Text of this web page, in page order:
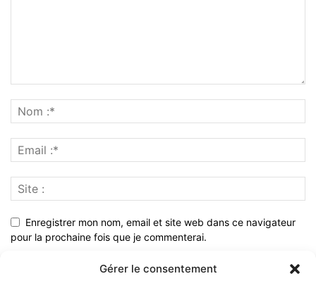
Gérer le consentement
Enregistrer mon nom, email et site web dans ce navigateur
pour la prochaine fois que je commenterai.